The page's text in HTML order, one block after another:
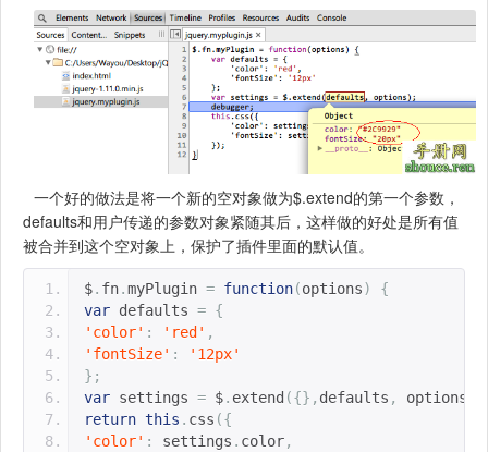
一个好的做法是将一个新的空对象做为$.extend的第一个参数，
defaults和用户传递的参数对象紧随其后，这样做的好处是所有值
被合并到这个空对象上，保护了插件里面的默认值。
$. fn.myPlugin = function(options)
{
var defaults = {
'color' : 'red' ,
'fontSize' :
'12px'
};
var settings = $. extend ({}, defaults , options
return this . css ({
'color' : settings . color,